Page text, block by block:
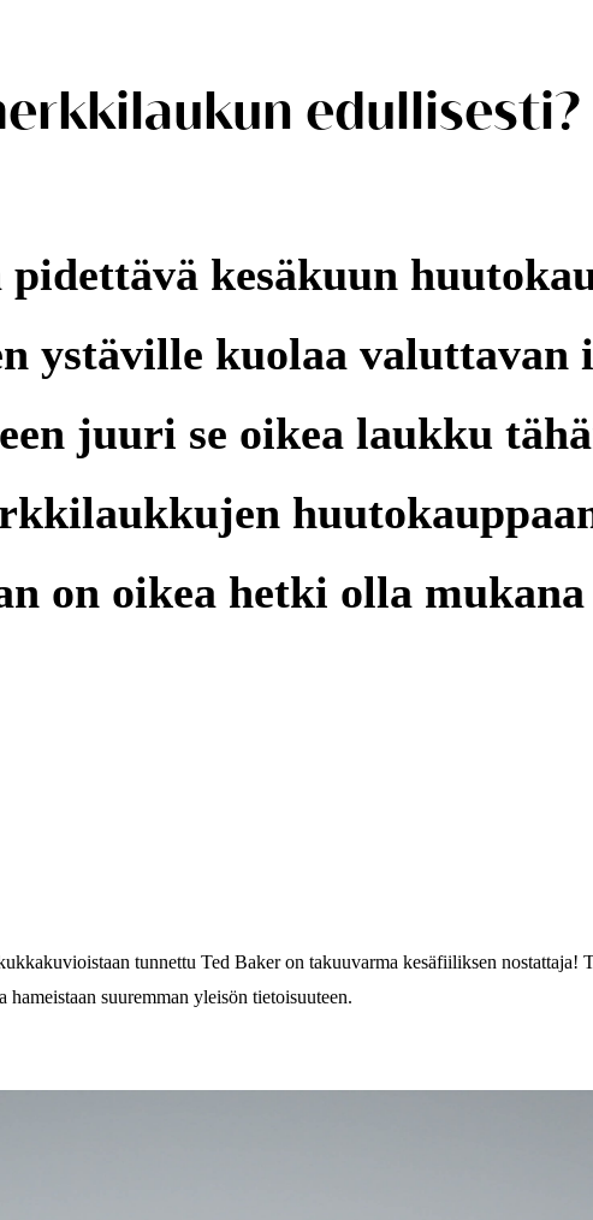
kesäkuun
ystäville kuolaa valuttavan
juuri se oikea laukku
on oikea hetki olla mukana
tunnettu Ted Baker on takuuvarma kesäfiiliksen nostattaja!
suuremman yleisön tietoisuuteen.